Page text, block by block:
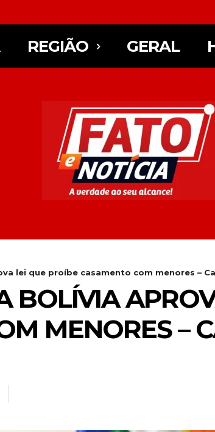
REGIÃO GERAL
lei que proíbe casamento com menores –
BOLÍVIA
MENORES –